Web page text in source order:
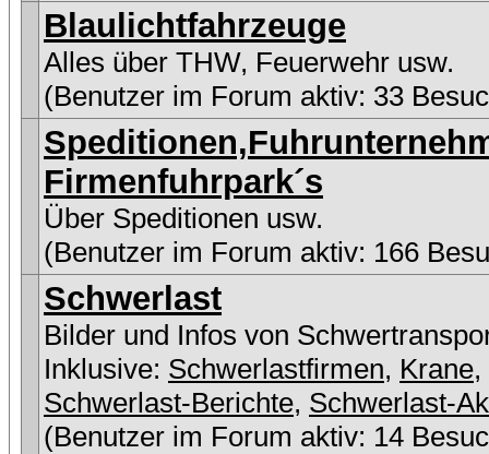
Blaulichtfahrzeuge
Alles über THW, Feuerwehr usw.
(Benutzer im Forum aktiv: 33
Firmenfuhrpark´s
Über Speditionen usw.
(Benutzer im Forum aktiv: 166
Schwerlast
Bilder und Infos von
Inklusive: Schwerlastfirmen, Krane,
Schwerlast-Berichte, Schwerlast-
(Benutzer im Forum aktiv: 14